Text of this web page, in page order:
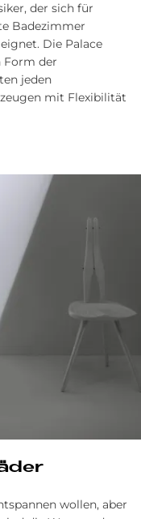
der sich für
Badezimmer
Die Palace
Form der
jeden
mit Flexibilität
wollen, aber